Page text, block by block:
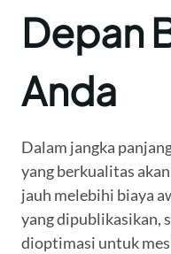
Depan
Anda
Dalam jangka
yang berkualitas
jauh melebihi biaya
yang dipublikasikan,
dioptimasi untuk